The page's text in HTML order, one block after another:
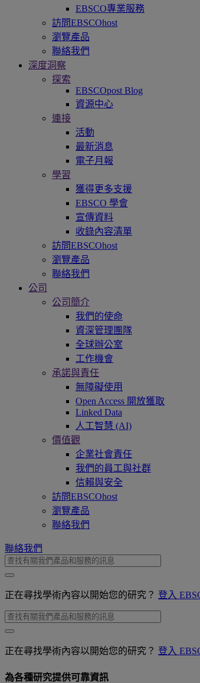
EBSCO專業服務
訪問EBSCOhost
瀏覽產品
聯絡我們
深度洞察
探索
EBSCOpost Blog
資源中心
連接
活動
最新消息
電子月報
學習
獲得更多支援
EBSCO 學會
宣傳資料
收錄內容清單
訪問EBSCOhost
瀏覽產品
聯絡我們
公司
公司簡介
我們的使命
資深管理團隊
全球辦公室
工作機會
承諾與責任
無障礙使用
Open Access 開放獲取
Linked Data
人工智慧 (AI)
價值觀
企業社會責任
我們的員工與社群
信賴與安全
訪問EBSCOhost
瀏覽產品
聯絡我們
聯絡我們
正在尋找學術內容以開始您的研究？ 登入
正在尋找學術內容以開始您的研究？ 登入
為各種研究提供可靠資訊